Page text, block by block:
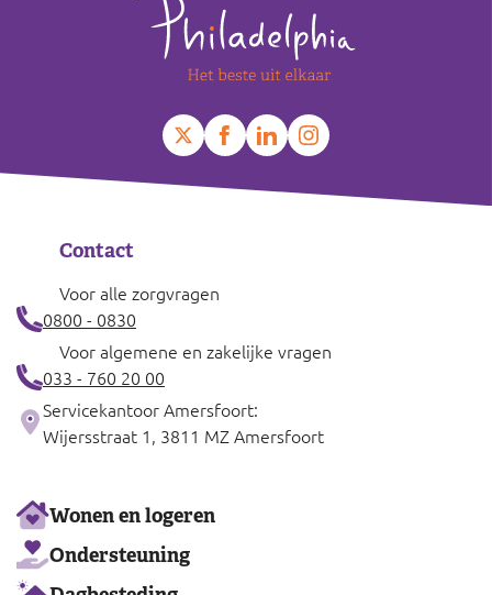
Contact
Voor alle zorgvragen
0800 - 0830
Voor algemene en zakelijke vragen
033 - 760 20 00
Servicekantoor Amersfoort:
Wijersstraat 1, 3811 MZ Amersfoort
Ons
aanbod
Wonen en logeren
Ondersteuning